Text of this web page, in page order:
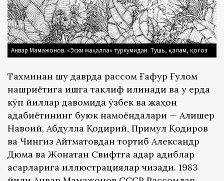
Анвар Мамажонов. «Эски маҳалла» туркумидан. Тушь, қалам, қоғоз
Тахминан шу даврда рассом Ғафур Ғулом
нашриётига ишга таклиф қилинади ва у ерда
кўп йиллар давомида ўзбек ва жаҳон
адабиётининг буюк намоёндалари — Алишер
Навоий, Абдулла Қодирий, Примқул Қодиров
ва Чингиз Айтматовдан тортиб Александр
Дюма ва Жонатан Свифтга қадар адиблар
асарларига иллюстрациялар чизади. 1983